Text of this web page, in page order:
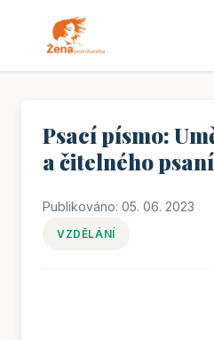
Psací písmo:
a čitelného
Publikováno: 05. 06. 2023
VZDĚLÁNÍ